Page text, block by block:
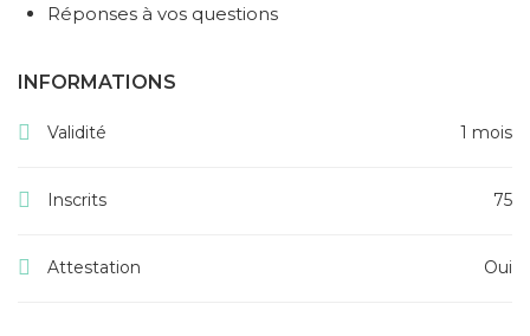
Réponses à vos questions
INFORMATIONS
Validité 1 mois
Inscrits 75
Attestation Oui